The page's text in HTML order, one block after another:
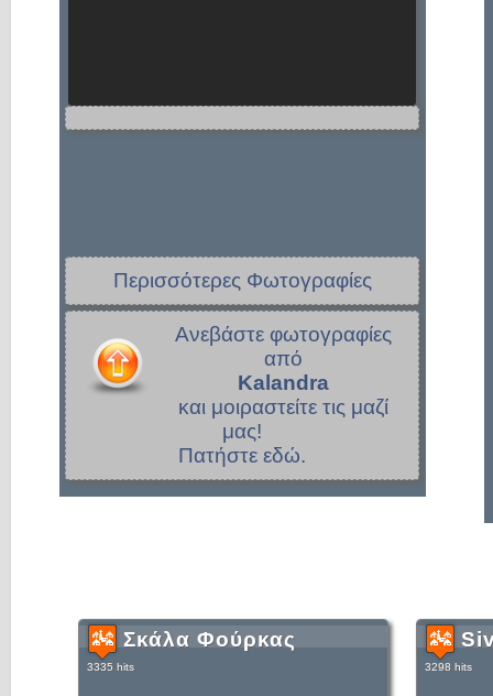
Περισσότερες Φωτογραφίες
Ανεβάστε φωτογραφίες
από
Kalandra
και μοιραστείτε τις μαζί
μας!
Πατήστε εδώ.
Σκάλα Φούρκας
3335 hits 3298 hits